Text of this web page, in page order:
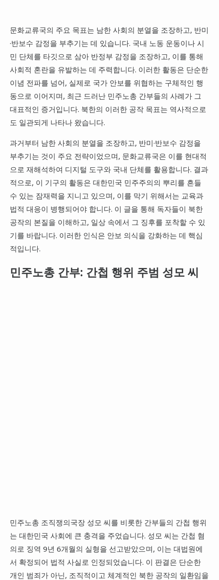
문화교류국의 주요 목표는 남한 사회의 분열을 조장하고, 반미
·반보수 감정을 부추기는 데 있습니다. 국내 노동 운동이나 시
민 단체를 타깃으로 삼아 반정부 감정을 조장하고, 이를 통해
사회적 혼란을 유발하는 데 주력합니다. 이러한 활동은 단순한
이념 전파를 넘어, 실제로 국가 안보를 위협하는 구체적인 행
동으로 이어지며, 최근 드러난 민주노총 간부들의 사례가 그
대표적인 증거입니다. 북한의 이러한 공작 목표는 역사적으로
도 일관되게 나타나 왔습니다.
과거부터 남한 사회의 분열을 조장하고, 반미·반보수 감정을
부추기는 것이 주요 전략이었으며, 문화교류국은 이를 현대적
으로 재해석하여 디지털 도구와 국내 단체를 활용합니다. 결과
적으로, 이 기구의 활동은 대한민국 민주주의의 뿌리를 흔들
수 있는 잠재력을 지니고 있으며, 이를 막기 위해서는 교육과
법적 대응이 병행되어야 합니다. 이 글을 통해 독자들이 북한
공작의 본질을 이해하고, 일상 속에서 그 징후를 포착할 수 있
기를 바랍니다. 이러한 인식은 안보 의식을 강화하는 데 핵심
적입니다.
민주노총 간부: 간첩 행위 주범 성모 씨
민주노총 조직쟁의국장 성모 씨를 비롯한 간부들의 간첩 행위
는 대한민국 사회에 큰 충격을 주었습니다. 성모 씨는 간첩 혐
의로 징역 9년 6개월의 실형을 선고받았으며, 이는 대법원에
서 확정되어 법적 사실로 인정되었습니다. 이 판결은 단순한
개인 범죄가 아닌, 조직적이고 체계적인 북한 공작의 일환임을